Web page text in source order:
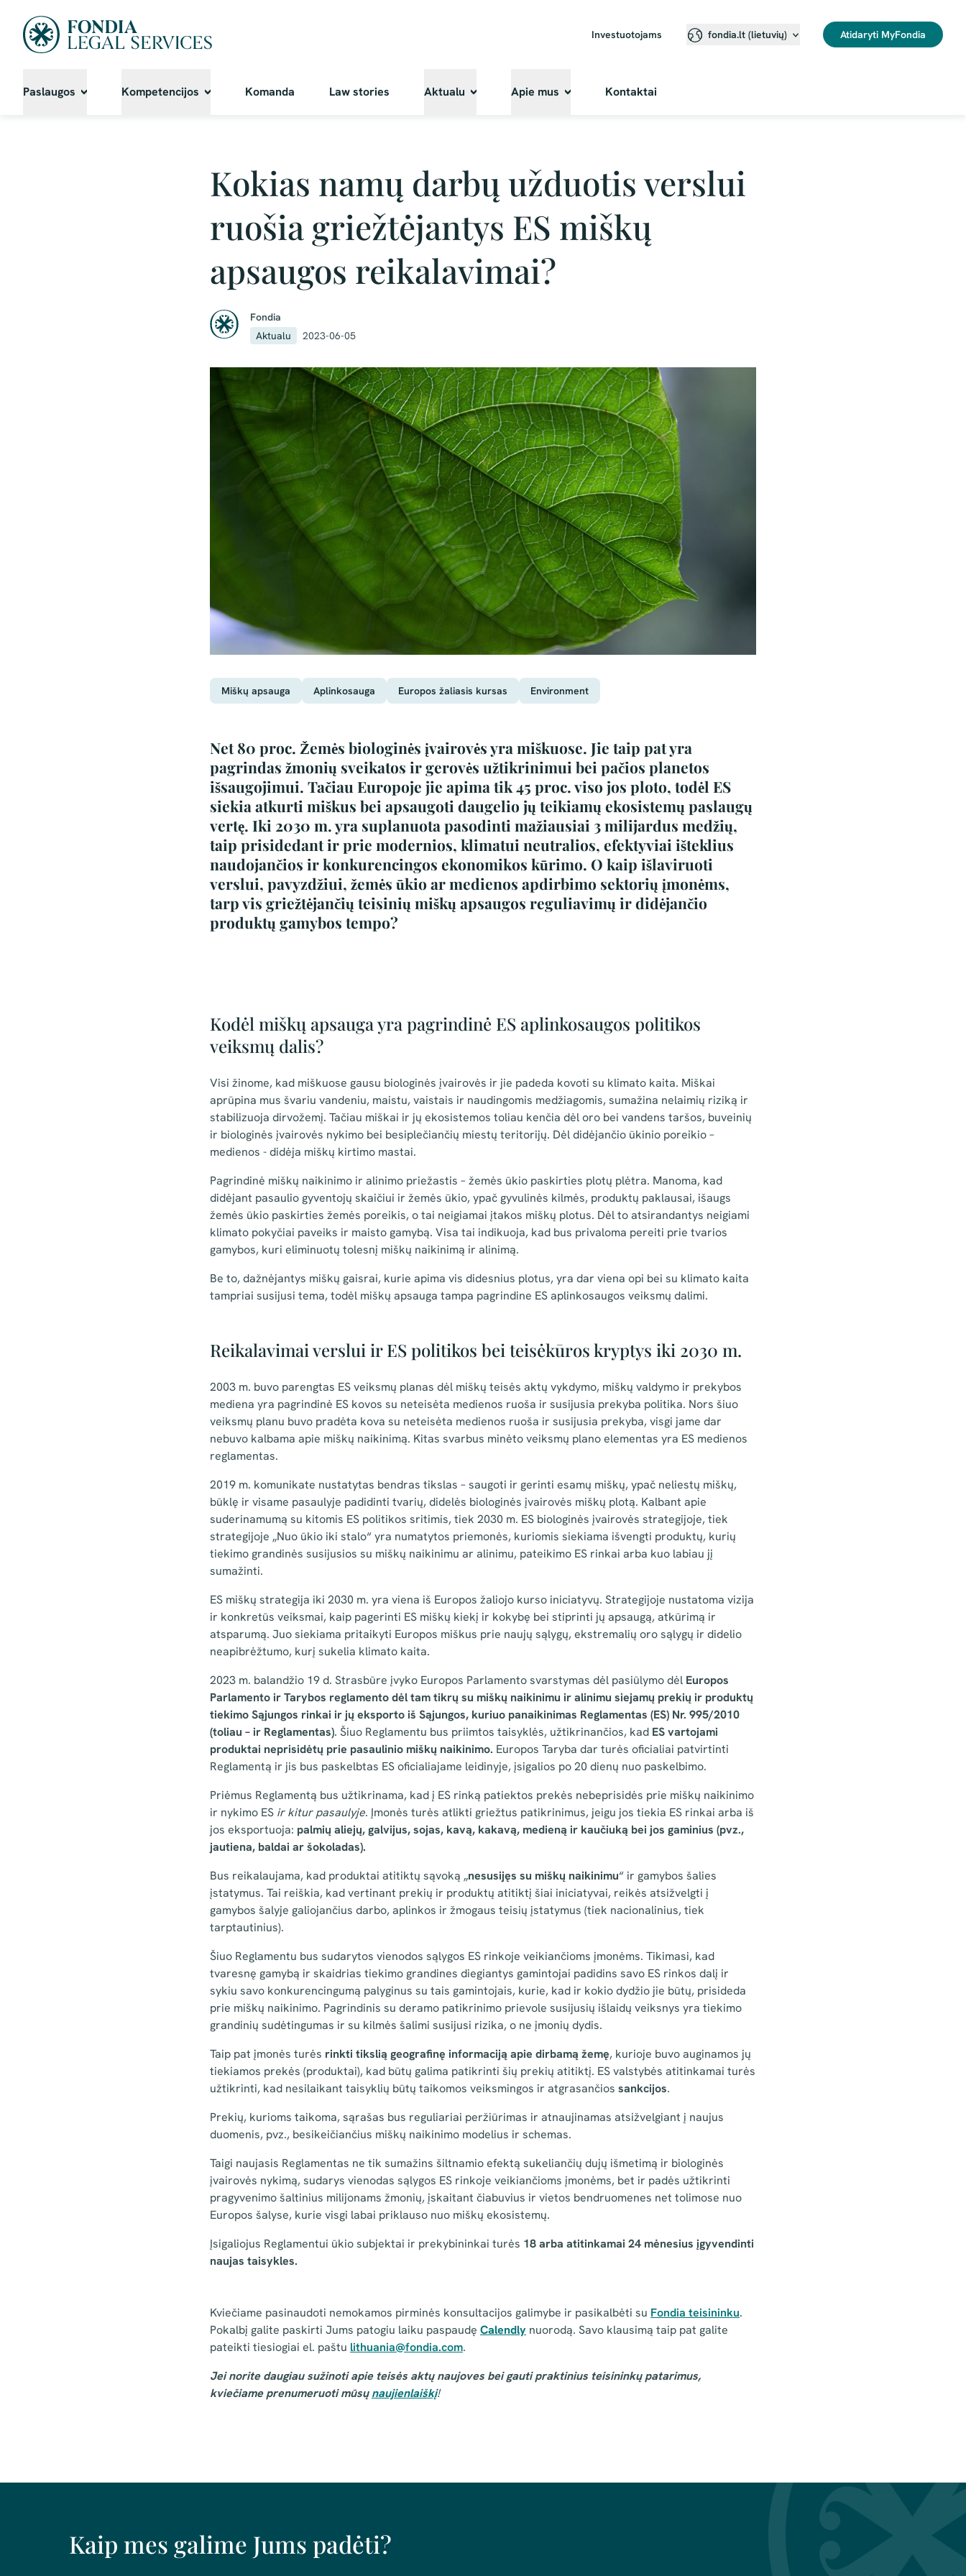
Investuotojams fondia.lt (lietuvių)⁠ Atidaryti MyFondia
Paslaugos Kompetencijos Komanda Law stories Aktualu Apie mus Kontaktai
Kokias namų darbų užduotis verslui
ruošia griežtėjantys ES miškų
apsaugos reikalavimai?
Fondia
Aktualu
2023-06-05
Miškų apsauga Aplinkosauga Europos žaliasis kursas Environment
Net 80 proc. Žemės biologinės įvairovės yra miškuose. Jie taip pat yra
pagrindas žmonių sveikatos ir gerovės užtikrinimui bei pačios planetos
išsaugojimui. Tačiau Europoje jie apima tik 45 proc. viso jos ploto, todėl ES
siekia atkurti miškus bei apsaugoti daugelio jų teikiamų ekosistemų paslaugų
vertę. Iki 2030 m. yra suplanuota pasodinti mažiausiai 3 milijardus medžių,
taip prisidedant ir prie modernios, klimatui neutralios, efektyviai išteklius
naudojančios ir konkurencingos ekonomikos kūrimo. O kaip išlaviruoti
verslui, pavyzdžiui, žemės ūkio ar medienos apdirbimo sektorių įmonėms,
tarp vis griežtėjančių teisinių miškų apsaugos reguliavimų ir didėjančio
produktų gamybos tempo?
Kodėl miškų apsauga yra pagrindinė ES aplinkosaugos politikos
veiksmų dalis?
Visi žinome, kad miškuose gausu biologinės įvairovės ir jie padeda kovoti su klimato kaita. Miškai
aprūpina mus švariu vandeniu, maistu, vaistais ir naudingomis medžiagomis, sumažina nelaimių riziką ir
stabilizuoja dirvožemį. Tačiau miškai ir jų ekosistemos toliau kenčia dėl oro bei vandens taršos, buveinių
ir biologinės įvairovės nykimo bei besiplečiančių miestų teritorijų. Dėl didėjančio ūkinio poreikio –
medienos - didėja miškų kirtimo mastai.
Pagrindinė miškų naikinimo ir alinimo priežastis – žemės ūkio paskirties plotų plėtra. Manoma, kad
didėjant pasaulio gyventojų skaičiui ir žemės ūkio, ypač gyvulinės kilmės, produktų paklausai, išaugs
žemės ūkio paskirties žemės poreikis, o tai neigiamai įtakos miškų plotus. Dėl to atsirandantys neigiami
klimato pokyčiai paveiks ir maisto gamybą. Visa tai indikuoja, kad bus privaloma pereiti prie tvarios
gamybos, kuri eliminuotų tolesnį miškų naikinimą ir alinimą.
Be to, dažnėjantys miškų gaisrai, kurie apima vis didesnius plotus, yra dar viena opi bei su klimato kaita
tampriai susijusi tema, todėl miškų apsauga tampa pagrindine ES aplinkosaugos veiksmų dalimi.
Reikalavimai verslui ir ES politikos bei teisėkūros kryptys iki 2030 m.
2003 m. buvo parengtas ES veiksmų planas dėl miškų teisės aktų vykdymo, miškų valdymo ir prekybos
mediena yra pagrindinė ES kovos su neteisėta medienos ruoša ir susijusia prekyba politika. Nors šiuo
veiksmų planu buvo pradėta kova su neteisėta medienos ruoša ir susijusia prekyba, visgi jame dar
nebuvo kalbama apie miškų naikinimą. Kitas svarbus minėto veiksmų plano elementas yra ES medienos
reglamentas.
2019 m. komunikate nustatytas bendras tikslas – saugoti ir gerinti esamų miškų, ypač neliestų miškų,
būklę ir visame pasaulyje padidinti tvarių, didelės biologinės įvairovės miškų plotą. Kalbant apie
suderinamumą su kitomis ES politikos sritimis, tiek 2030 m. ES biologinės įvairovės strategijoje, tiek
strategijoje „Nuo ūkio iki stalo“ yra numatytos priemonės, kuriomis siekiama išvengti produktų, kurių
tiekimo grandinės susijusios su miškų naikinimu ar alinimu, pateikimo ES rinkai arba kuo labiau jį
sumažinti.
ES miškų strategija iki 2030 m. yra viena iš Europos žaliojo kurso iniciatyvų. Strategijoje nustatoma vizija
ir konkretūs veiksmai, kaip pagerinti ES miškų kiekį ir kokybę bei stiprinti jų apsaugą, atkūrimą ir
atsparumą. Juo siekiama pritaikyti Europos miškus prie naujų sąlygų, ekstremalių oro sąlygų ir didelio
neapibrėžtumo, kurį sukelia klimato kaita.
2023 m. balandžio 19 d. Strasbūre įvyko Europos Parlamento svarstymas dėl pasiūlymo dėl Europos
Parlamento ir Tarybos reglamento dėl tam tikrų su miškų naikinimu ir alinimu siejamų prekių ir produktų
tiekimo Sąjungos rinkai ir jų eksporto iš Sąjungos, kuriuo panaikinimas Reglamentas (ES) Nr. 995/2010
(toliau – ir Reglamentas). Šiuo Reglamentu bus priimtos taisyklės, užtikrinančios, kad ES vartojami
produktai neprisidėtų prie pasaulinio miškų naikinimo. Europos Taryba dar turės oficialiai patvirtinti
Reglamentą ir jis bus paskelbtas ES oficialiajame leidinyje, įsigalios po 20 dienų nuo paskelbimo.
Priėmus Reglamentą bus užtikrinama, kad į ES rinką patiektos prekės nebeprisidės prie miškų naikinimo
ir nykimo ES ir kitur pasaulyje. Įmonės turės atlikti griežtus patikrinimus, jeigu jos tiekia ES rinkai arba iš
jos eksportuoja: palmių aliejų, galvijus, sojas, kavą, kakavą, medieną ir kaučiuką bei jos gaminius (pvz.,
jautiena, baldai ar šokoladas).
Bus reikalaujama, kad produktai atitiktų sąvoką „nesusijęs su miškų naikinimu“ ir gamybos šalies
įstatymus. Tai reiškia, kad vertinant prekių ir produktų atitiktį šiai iniciatyvai, reikės atsižvelgti į
gamybos šalyje galiojančius darbo, aplinkos ir žmogaus teisių įstatymus (tiek nacionalinius, tiek
tarptautinius).
Šiuo Reglamentu bus sudarytos vienodos sąlygos ES rinkoje veikiančioms įmonėms. Tikimasi, kad
tvaresnę gamybą ir skaidrias tiekimo grandines diegiantys gamintojai padidins savo ES rinkos dalį ir
sykiu savo konkurencingumą palyginus su tais gamintojais, kurie, kad ir kokio dydžio jie būtų, prisideda
prie miškų naikinimo. Pagrindinis su deramo patikrinimo prievole susijusių išlaidų veiksnys yra tiekimo
grandinių sudėtingumas ir su kilmės šalimi susijusi rizika, o ne įmonių dydis.
Taip pat įmonės turės rinkti tikslią geografinę informaciją apie dirbamą žemę, kurioje buvo auginamos jų
tiekiamos prekės (produktai), kad būtų galima patikrinti šių prekių atitiktį. ES valstybės atitinkamai turės
užtikrinti, kad nesilaikant taisyklių būtų taikomos veiksmingos ir atgrasančios sankcijos.
Prekių, kurioms taikoma, sąrašas bus reguliariai peržiūrimas ir atnaujinamas atsižvelgiant į naujus
duomenis, pvz., besikeičiančius miškų naikinimo modelius ir schemas.
Taigi naujasis Reglamentas ne tik sumažins šiltnamio efektą sukeliančių dujų išmetimą ir biologinės
įvairovės nykimą, sudarys vienodas sąlygos ES rinkoje veikiančioms įmonėms, bet ir padės užtikrinti
pragyvenimo šaltinius milijonams žmonių, įskaitant čiabuvius ir vietos bendruomenes net tolimose nuo
Europos šalyse, kurie visgi labai priklauso nuo miškų ekosistemų.
Įsigaliojus Reglamentui ūkio subjektai ir prekybininkai turės 18 arba atitinkamai 24 mėnesius įgyvendinti
naujas taisykles.
Kviečiame pasinaudoti nemokamos pirminės konsultacijos galimybe ir pasikalbėti su Fondia teisininku.
Pokalbį galite paskirti Jums patogiu laiku paspaudę Calendly nuorodą. Savo klausimą taip pat galite
pateikti tiesiogiai el. paštu lithuania@fondia.com.
Jei norite daugiau sužinoti apie teisės aktų naujoves bei gauti praktinius teisininkų patarimus,
kviečiame prenumeruoti mūsų naujienlaiškį!
Kaip mes galime Jums padėti?